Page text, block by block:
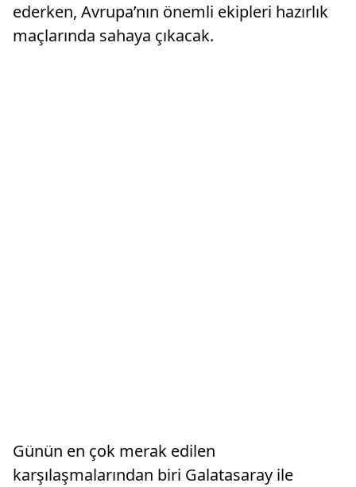
ederken, Avrupa’nın önemli ekipleri hazırlık
maçlarında sahaya çıkacak.
Günün en çok merak edilen
karşılaşmalarından biri Galatasaray ile